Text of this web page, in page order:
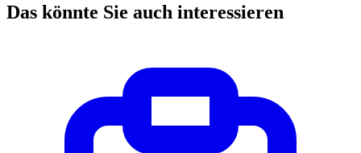
Das könnte Sie auch interessieren